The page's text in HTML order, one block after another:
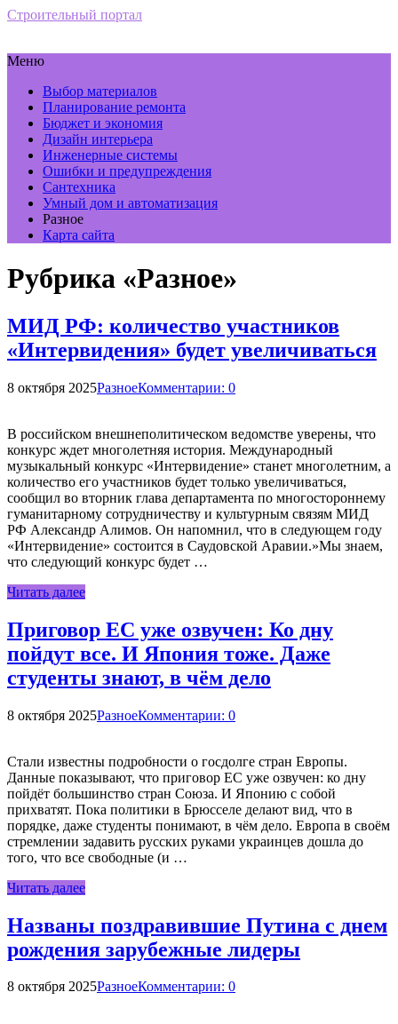
Строительный портал
Меню
Выбор материалов
Планирование ремонта
Бюджет и экономия
Дизайн интерьера
Инженерные системы
Ошибки и предупреждения
Сантехника
Умный дом и автоматизация
Разное
Карта сайта
Рубрика «Разное»
МИД РФ: количество участников
«Интервидения» будет увеличиваться
8 октября 2025РазноеКомментарии: 0
В российском внешнеполитическом ведомстве уверены, что
конкурс ждет многолетняя история. Международный
музыкальный конкурс «Интервидение» станет многолетним, а
количество его участников будет только увеличиваться,
сообщил во вторник глава департамента по многостороннему
гуманитарному сотрудничеству и культурным связям МИД
РФ Александр Алимов. Он напомнил, что в следующем году
«Интервидение» состоится в Саудовской Аравии.»Мы знаем,
что следующий конкурс будет …
Читать далее
Приговор ЕС уже озвучен: Ко дну
пойдут все. И Япония тоже. Даже
студенты знают, в чём дело
8 октября 2025РазноеКомментарии: 0
Стали известны подробности о госдолге стран Европы.
Данные показывают, что приговор ЕС уже озвучен: ко дну
пойдёт большинство стран Союза. И Японию с собой
прихватят. Пока политики в Брюсселе делают вид, что в
порядке, даже студенты понимают, в чём дело. Европа в своём
стремлении задавить русских руками украинцев дошла до
того, что все свободные (и …
Читать далее
Названы поздравившие Путина с днем
рождения зарубежные лидеры
8 октября 2025РазноеКомментарии: 0